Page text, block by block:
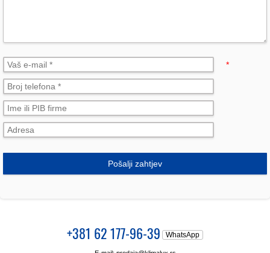
*
Pošalji zahtjev
+381 62 177-96-39 WhatsApp